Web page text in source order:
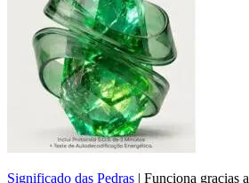
Significado das Pedras | Funciona gracias a